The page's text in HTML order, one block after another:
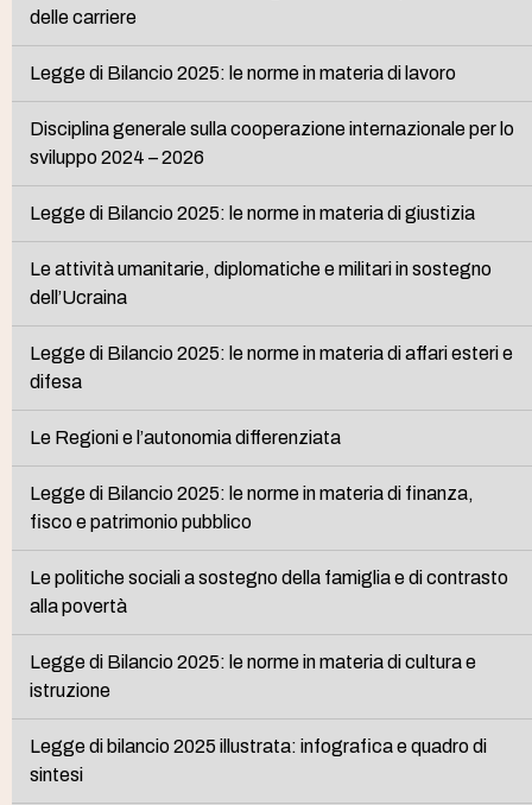
delle carriere
Legge di Bilancio 2025: le norme in materia di lavoro
Disciplina generale sulla cooperazione internazionale per lo
sviluppo 2024 – 2026
Legge di Bilancio 2025: le norme in materia di giustizia
Le attività umanitarie, diplomatiche e militari in sostegno
dell’Ucraina
Legge di Bilancio 2025: le norme in materia di affari esteri e
difesa
Le Regioni e l’autonomia differenziata
Legge di Bilancio 2025: le norme in materia di finanza,
fisco e patrimonio pubblico
Le politiche sociali a sostegno della famiglia e di contrasto
alla povertà
Legge di Bilancio 2025: le norme in materia di cultura e
istruzione
Legge di bilancio 2025 illustrata: infografica e quadro di
sintesi